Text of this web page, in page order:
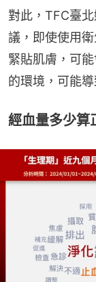
對此，TFC臺
議，即使使用
緊貼肌膚，可
的環境，可能
經血量多少算